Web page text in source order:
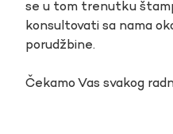
se u tom trenutku
konsultovati sa nama
porudžbine.
Čekamo Vas svakog